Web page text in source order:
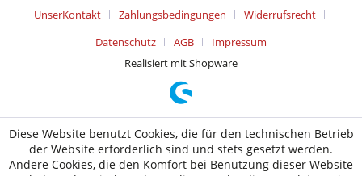
UnserKontakt
Zahlungsbedingungen
Widerrufsrecht
Datenschutz
AGB
Impressum
Realisiert mit Shopware
Diese Website benutzt Cookies, die für den technischen Betrieb
der Website erforderlich sind und stets gesetzt werden.
Andere Cookies, die den Komfort bei Benutzung dieser Website